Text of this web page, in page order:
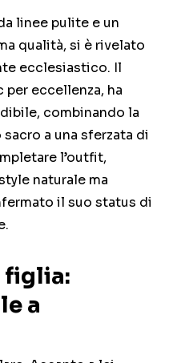
linee pulite e un
qualità, si è rivelato
ecclesiastico. Il
eccellenza, ha
combinando la
a una sferzata di
l’outfit,
naturale ma
il suo status di
figlia:
a